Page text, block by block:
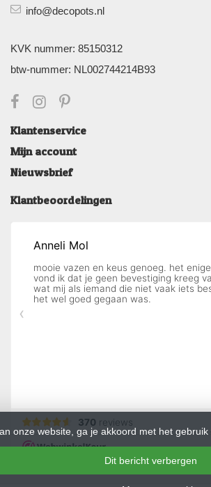
info@decopots.nl
KVK nummer: 85150312
btw-nummer: NL002744214B93
Klantenservice
Mijn account
Nieuwsbrief
Klantbeoordelingen
onze website, ga je akkoord met het
Dit bericht verbergen